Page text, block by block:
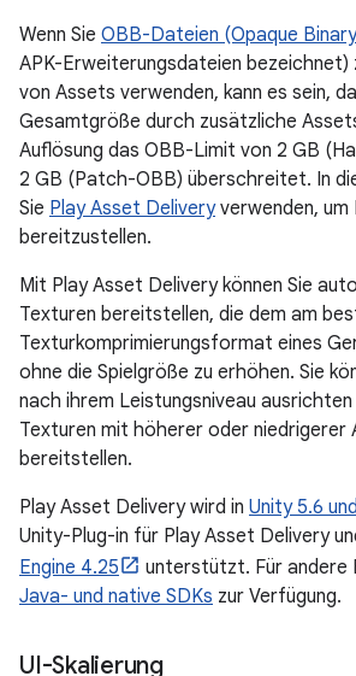
Wenn Sie OBB-Dateien (Opaque
APK-Erweiterungsdateien bezeichnet)
von Assets verwenden, kann es sein,
Gesamtgröße durch zusätzliche
Auflösung das OBB-Limit von 2 GB
2 GB (Patch-OBB) überschreitet. In
Sie Play Asset Deliveryverwenden, um
bereitzustellen.
Mit Play Asset Delivery können Sie
Texturen bereitstellen, die dem am
Texturkomprimierungsformat eines
ohne die Spielgröße zu erhöhen. Sie
nach ihrem Leistungsniveau
Texturen mit höherer oder niedrigerer
bereitstellen.
Play Asset Delivery wird in Unity 5.6
Unity-Plug-in für Play Asset Delivery
Engine 4.25
unterstützt. Für andere
Java- und native SDKs zur Verfügung.
UI-Skalierung